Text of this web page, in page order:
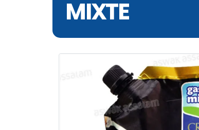
MIXTE